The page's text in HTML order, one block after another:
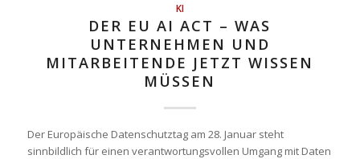
KI
DER EU AI ACT – WAS
UNTERNEHMEN UND
MITARBEITENDE JETZT WISSEN
MÜSSEN
Der Europäische Datenschutztag am 28. Januar steht
sinnbildlich für einen verantwortungsvollen Umgang mit Daten